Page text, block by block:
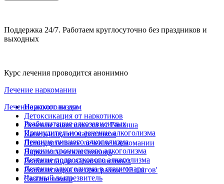
Поддержка 24/7. Работаем круглосуточно без праздников и
выходных
Курс лечения проводится анонимно
Лечение наркомании
Нарколог на дом
Детоксикация от наркотиков
Лечение зависимости от Гашиша
Капельница от наркотиков
Принудительное лечение наркомании
Наркологическая помощь
Реабилитация наркозависимых
Реабилитация по программе '12 шагов'
Снятие ломки
Лечение алкоголизма
Реабилитация алкозависимых
Принудительное лечение алкоголизма
Лечение пивного алкоголизма
Лечение хронического алкоголизма
Лечение подросткового алкоголизма
Лечение алкоголизма в стационаре
Частный вытрезвитель